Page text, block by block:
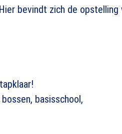
bevindt zich de opstelling
basisschool,